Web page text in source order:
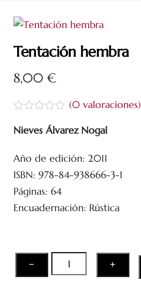
Tentación hembra
8,00€
a
r
d
o
c
o
5
(0valoraciones)
Nieves Álvarez Nogal
Año de edición: 2011
ISBN: 978-84-938666-3-1
Páginas: 64
Encuadernación: Rústica
−
Tentación
hembra
+